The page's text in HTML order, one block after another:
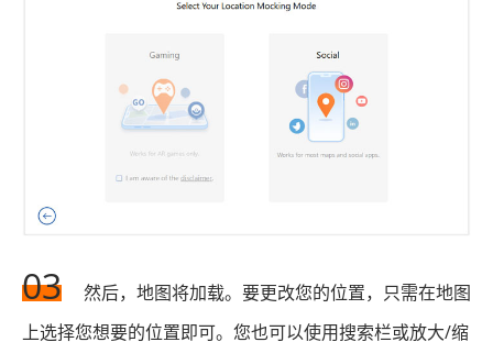
03
然后，地图将加载。要更改您的位置，只需在地图
上选择您想要的位置即可。您也可以使用搜索栏或放大/缩